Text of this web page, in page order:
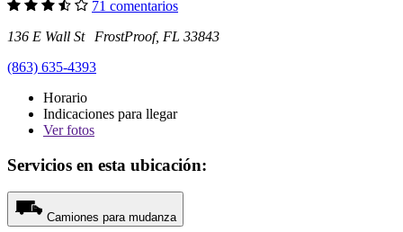
71 comentarios
136 E Wall St FrostProof, FL 33843
(863) 635-4393
Horario
Indicaciones para llegar
Verfotos
Servicios en esta ubicación:
Camiones para mudanza